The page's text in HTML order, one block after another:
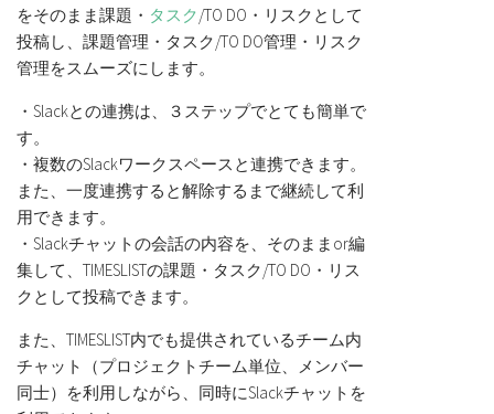
をそのまま課題・ タスク/TO DO・リスクとして
投稿し、課題管理・タスク/TO DO管理・リスク
管理をスムーズにします。
・Slackとの連携は、３ステップでとても簡単で
す。
・複数のSlackワークスペースと連携できます。
また、一度連携すると解除するまで継続して利
用できます。
・Slackチャットの会話の内容を、そのままor編
集して、TIMESLISTの課題・タスク/TO DO・リス
クとして投稿できます。
また、TIMESLIST内でも提供されているチーム内
チャット（プロジェクトチーム単位、メンバー
同士）を利用しながら、同時にSlackチャットを